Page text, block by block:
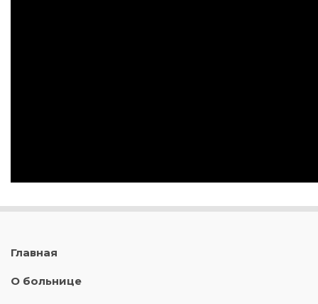
Главная
О больнице